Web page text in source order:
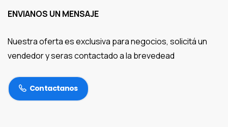
ENVIANOS UN MENSAJE
Nuestra oferta es exclusiva para negocios, solicitá un
vendedor y seras contactado a la brevedead
Contactanos